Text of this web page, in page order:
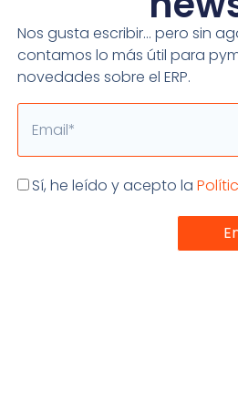
haya tantos correos
con archivos adjuntos en la
bien ordenados.
a lo necesario
de que Google Meet
Muchas veces las
sabe realmente qué es lo
el “
presentismo
electrónico, tampoco las
son lo que nos ayuda a ser
nube. Las reuniones pueden
que vale para las
Nos gusta escribir… pero sin
contamos lo más útil para
novedades sobre el ERP.
Email
Aceptación
Sí, he leído y acepto la